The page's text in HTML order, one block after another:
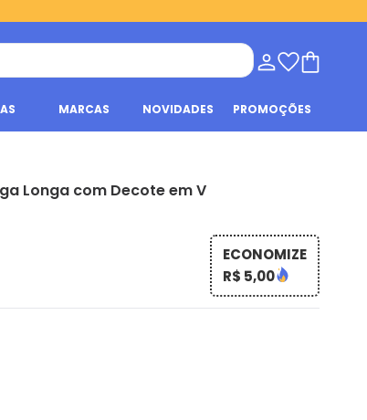
MARCAS NOVIDADES PROMOÇÕES
Longa com Decote em V
ECONOMIZE
R$ 5,00